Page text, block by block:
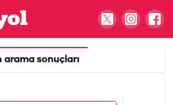
arama sonuçları